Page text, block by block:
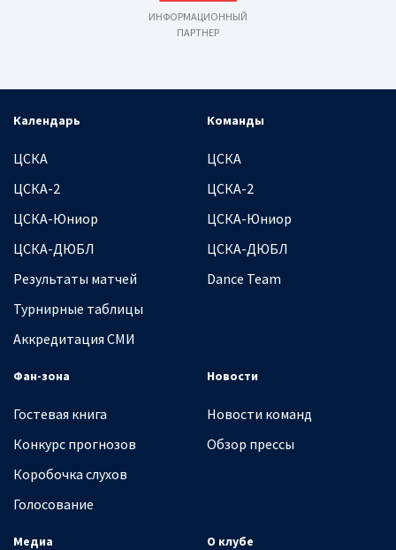
ИНФОРМАЦИОННЫЙ
ПАРТНЕР
Календарь
ЦСКА
ЦСКА-2
ЦСКА-Юниор
ЦСКА-ДЮБЛ
Результаты матчей
Турнирные таблицы
Аккредитация СМИ
Команды
ЦСКА
ЦСКА-2
ЦСКА-Юниор
ЦСКА-ДЮБЛ
Dance Team
Фан-зона
Гостевая книга
Конкурс прогнозов
Коробочка слухов
Голосование
Новости
Новости команд
Обзор прессы
Медиа О клубе